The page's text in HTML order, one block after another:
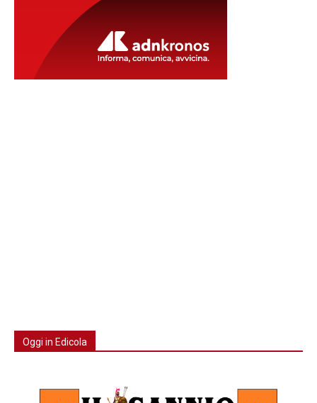
Oggi in Edicola